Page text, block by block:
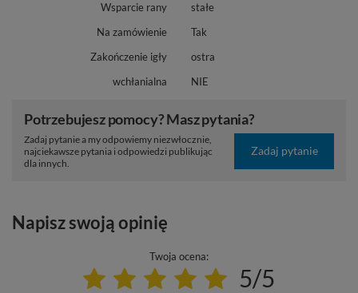
Wsparcie rany
stałe
Na zamówienie
Tak
Zakończenie igły
ostra
wchłanialna
NIE
Potrzebujesz pomocy? Masz pytania?
Zadaj pytanie a my odpowiemy niezwłocznie,
najciekawsze pytania i odpowiedzi publikując
dla innych.
Zadaj pytanie
Napisz swoją opinię
Twoja ocena:
5/5